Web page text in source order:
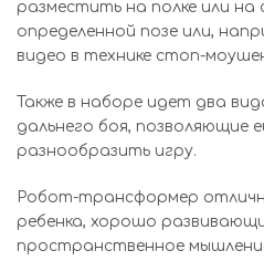
разместить на полке или на
определенной позе или,
видео в технике стоп-
Также в наборе идет два
дальнего боя, позволяющие
разнообразить игру.
Робот-трансформер
ребенка, хорошо
пространственное